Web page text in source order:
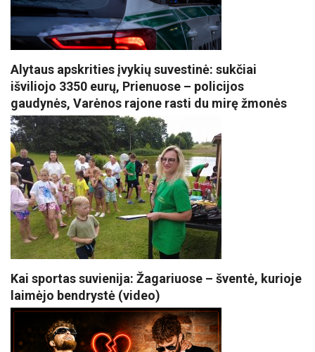
Alytaus apskrities įvykių suvestinė: sukčiai
išviliojo 3350 eurų, Prienuose – policijos
gaudynės, Varėnos rajone rasti du mirę žmonės
Kai sportas suvienija: Žagariuose – šventė, kurioje
laimėjo bendrystė (video)